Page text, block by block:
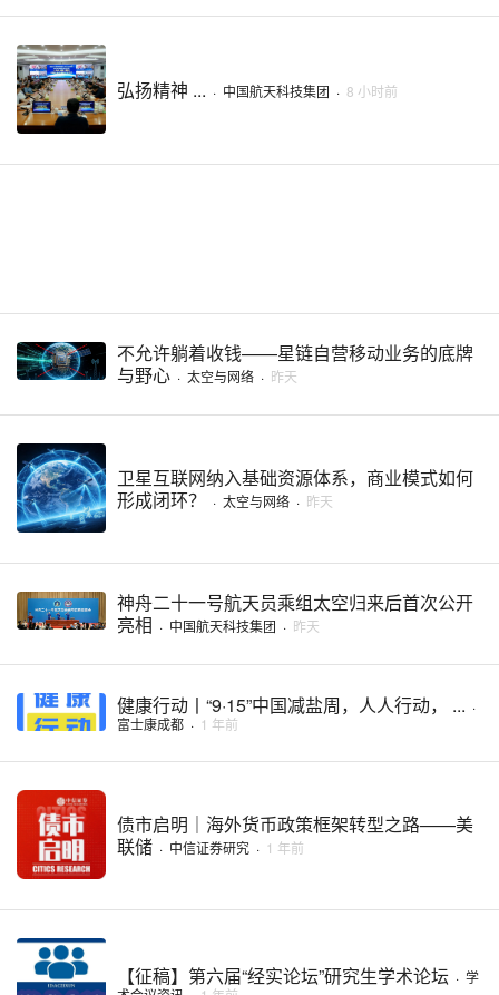
弘扬精神 ... · 中国航天科技集团 · 8 小时前
不允许躺着收钱——星链自营移动业务的底牌
与野心 · 太空与网络 · 昨天
卫星互联网纳入基础资源体系，商业模式如何
形成闭环？
· 太空与网络 · 昨天
神舟二十一号航天员乘组太空归来后首次公开
亮相 · 中国航天科技集团 · 昨天
健康行动丨“9·15”中国减盐周，人人行动， ... ·
富士康成都 · 1 年前
债市启明｜海外货币政策框架转型之路——美
联储 · 中信证券研究 · 1 年前
【征稿】第六届“经实论坛”研究生学术论坛 · 学